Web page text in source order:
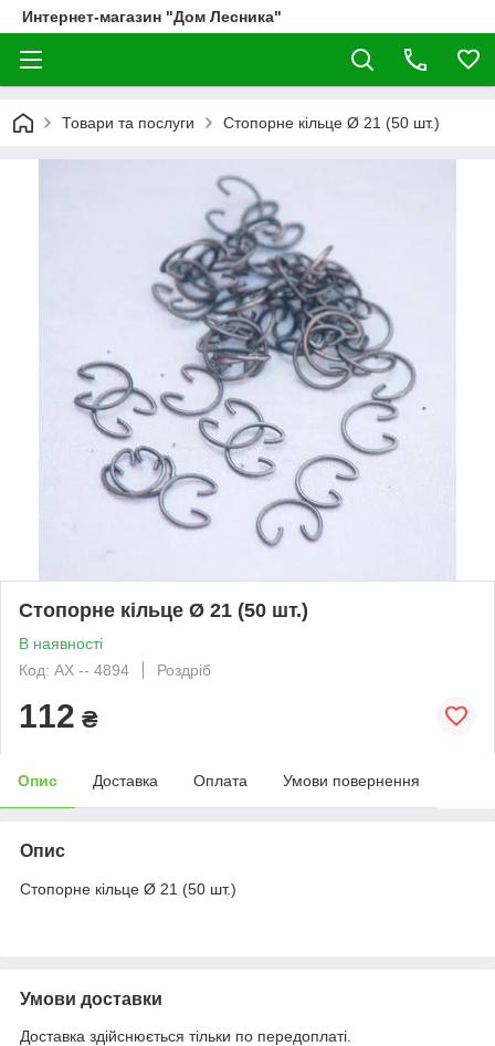
Интернет-магазин "Дом Лесника"
Товари та послуги Стопорне кільце Ø 21 (50 шт.)
Стопорне кільце Ø 21 (50 шт.)
В наявності
Код: АХ -- 4894
Роздріб
112 ₴
Опис Доставка Оплата Умови повернення
Опис
Стопорне кільце Ø 21 (50 шт.)
Умови доставки
Доставка здійснюється тільки по передоплаті.